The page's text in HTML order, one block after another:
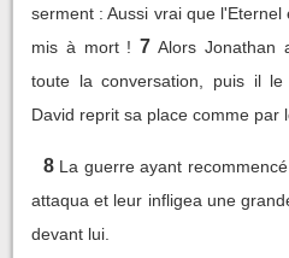
serment : Aussi vrai que
mis à mort ! 7 Alors Jonathan
toute la conversation, puis il
David reprit sa place comme par
8 La guerre ayant
attaqua et leur infligea une
devant lui.